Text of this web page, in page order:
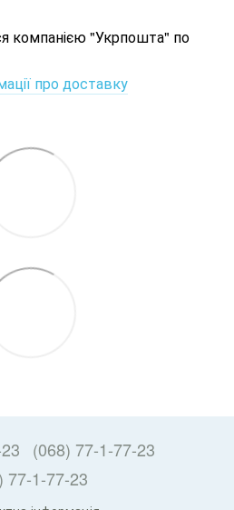
компанією "Укрпошта" по
про доставку
(068) 77-1-77-23
77-1-77-23